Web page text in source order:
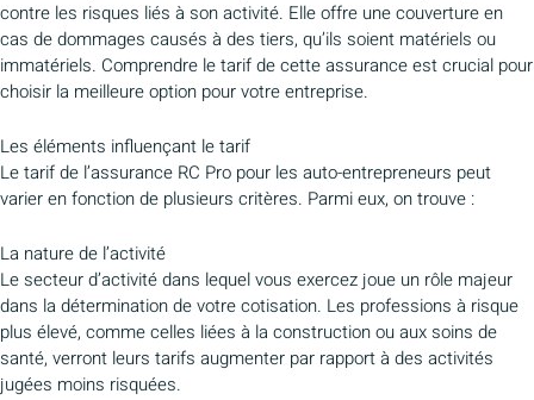
contre les risques liés à son activité. Elle offre une couverture en
cas de dommages causés à des tiers, qu’ils soient matériels ou
immatériels. Comprendre le tarif de cette assurance est crucial pour
choisir la meilleure option pour votre entreprise.
Les éléments influençant le tarif
Le tarif de l’assurance RC Pro pour les auto-entrepreneurs peut
varier en fonction de plusieurs critères. Parmi eux, on trouve :
La nature de l’activité
Le secteur d’activité dans lequel vous exercez joue un rôle majeur
dans la détermination de votre cotisation. Les professions à risque
plus élevé, comme celles liées à la construction ou aux soins de
santé, verront leurs tarifs augmenter par rapport à des activités
jugées moins risquées.